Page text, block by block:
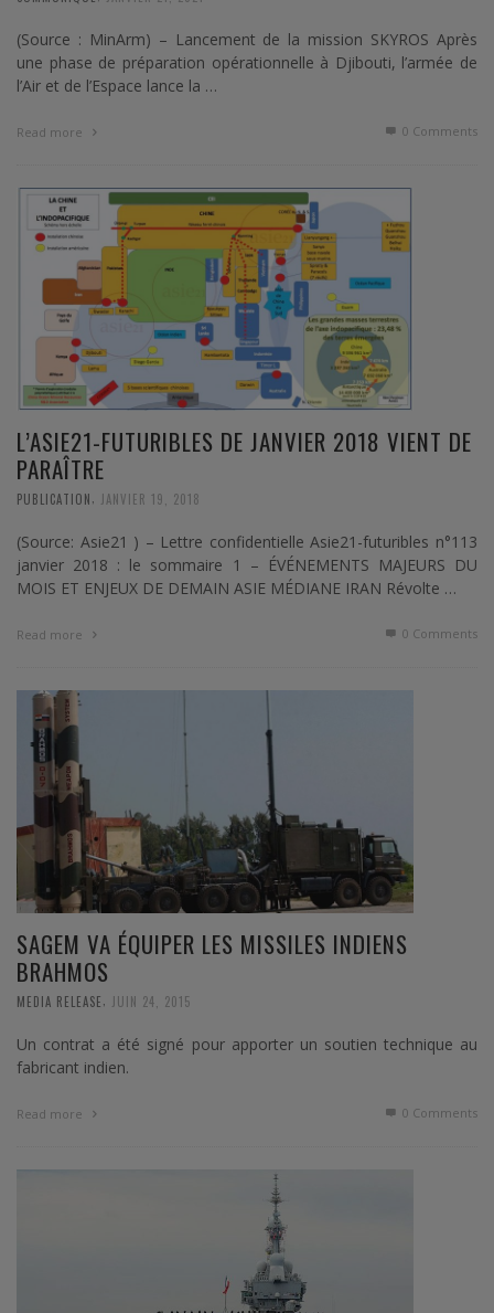
(Source : MinArm) – Lancement de la mission SKYROS Après
une phase de préparation opérationnelle à Djibouti, l’armée de
l’Air et de l’Espace lance la …
Read more 0 Comments
L’ASIE21-FUTURIBLES DE JANVIER 2018 VIENT DE
PARAÎTRE
PUBLICATION JANVIER 19, 2018
(Source: Asie21 ) – Lettre confidentielle Asie21-futuribles n°113
janvier 2018 : le sommaire 1 – ÉVÉNEMENTS MAJEURS DU
MOIS ET ENJEUX DE DEMAIN ASIE MÉDIANE IRAN Révolte …
Read more 0 Comments
SAGEM VA ÉQUIPER LES MISSILES INDIENS
BRAHMOS
MEDIA RELEASE JUIN 24, 2015
Un contrat a été signé pour apporter un soutien technique au
fabricant indien.
Read more 0 Comments